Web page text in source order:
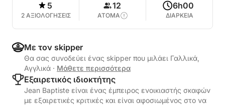
5
2 ΑΞΙΟΛΟΓΗΣΕΙΣ
12
ΑΤΟΜΑ
6h00
ΔΙΑΡΚΕΙΑ
Με τον skipper
Θα σας συνοδεύει ένας skipper που μιλάει Γαλλικά,
Αγγλικά · Μάθετε περισσότερα
Εξαιρετικός ιδιοκτήτης
Jean Baptiste είναι ένας έμπειρος ενοικιαστής σκαφών
με εξαιρετικές κριτικές και είναι αφοσιωμένος στο να